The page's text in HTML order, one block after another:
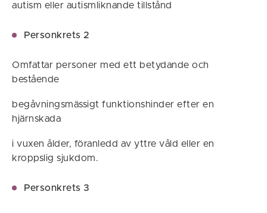
autism eller autismliknande tillstånd
Personkrets 2
Omfattar personer med ett betydande och
bestående
begåvningsmässigt funktionshinder efter en
hjärnskada
i vuxen ålder, föranledd av yttre våld eller en
kroppslig sjukdom.
Personkrets 3